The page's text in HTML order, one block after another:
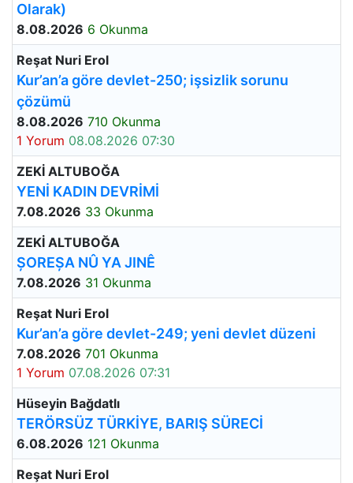
Olarak)
8.08.2026 6 Okunma
Reşat Nuri Erol
Kur’an’a göre devlet-250; işsizlik sorunu
çözümü
8.08.2026 710 Okunma
1 Yorum 08.08.2026 07:30
ZEKİ ALTUBOĞA
YENİ KADIN DEVRİMİ
7.08.2026 33 Okunma
ZEKİ ALTUBOĞA
ȘOREȘA NÛ YA JINÊ
7.08.2026 31 Okunma
Reşat Nuri Erol
Kur’an’a göre devlet-249; yeni devlet düzeni
7.08.2026 701 Okunma
1 Yorum 07.08.2026 07:31
Hüseyin Bağdatlı
TERÖRSÜZ TÜRKİYE, BARIŞ SÜRECİ
6.08.2026 121 Okunma
Reşat Nuri Erol